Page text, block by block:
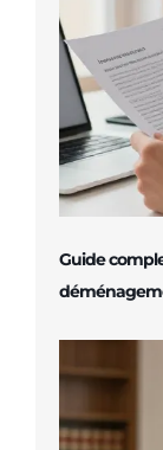
Guide